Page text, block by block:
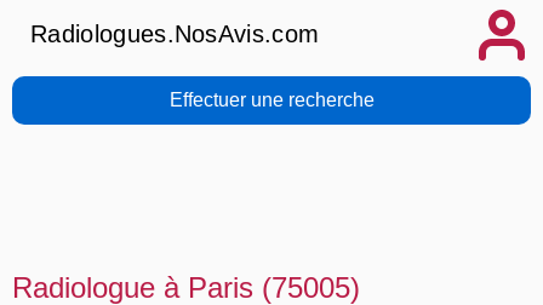
Radiologues.NosAvis.com
Effectuer une recherche
Radiologue à Paris (75005)